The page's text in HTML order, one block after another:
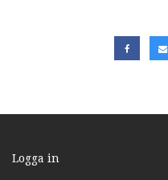
Logga in